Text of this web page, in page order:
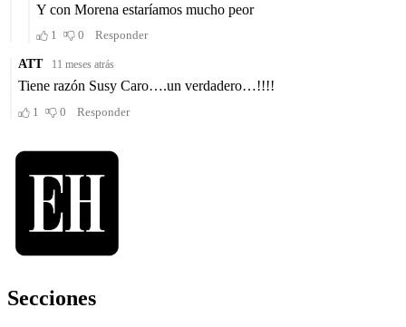
Secciones